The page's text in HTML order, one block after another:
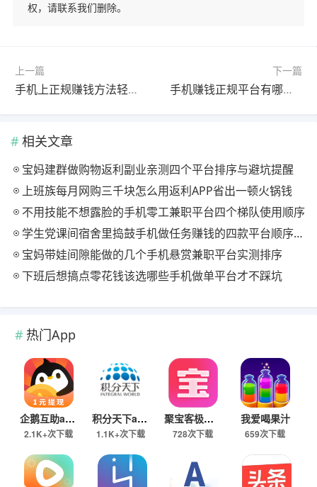
权，请联系我们删除。
上一篇
手机上正规赚钱方法轻松日赚100元，这四种方法都能实现
下一篇
手机赚钱正规平台有哪些可日赚100？这四个app都能轻松赚到
相关文章
宝妈建群做购物返利副业亲测四个平台排序与避坑提醒
上班族每月网购三千块怎么用返利APP省出一顿火锅钱
不用技能不想露脸的手机零工兼职平台四个梯队使用顺序
学生党课间宿舍里捣鼓手机做任务赚钱的四款平台顺序推荐
宝妈带娃间隙能做的几个手机悬赏兼职平台实测排序
下班后想搞点零花钱该选哪些手机做单平台才不踩坑
热门App
企鹅互助app
2.1K+次下载
积分天下app
1.1K+次下载
聚宝客极速版
728次下载
我爱喝果汁
659次下载